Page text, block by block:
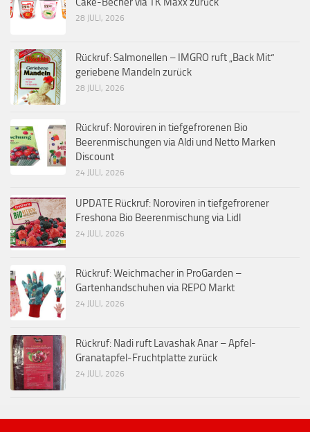
28 JULI, 2026
Rückruf: Salmonellen – IMGRO ruft „Back Mit“
geriebene Mandeln zurück
28 JULI, 2026
Rückruf: Noroviren in tiefgefrorenen Bio
Beerenmischungen via Aldi und Netto Marken
Discount
24 JULI, 2026
UPDATE Rückruf: Noroviren in tiefgefrorener
Freshona Bio Beerenmischung via Lidl
24 JULI, 2026
Rückruf: Weichmacher in ProGarden –
Gartenhandschuhen via REPO Markt
24 JULI, 2026
Rückruf: Nadi ruft Lavashak Anar – Apfel-
Granatapfel-Fruchtplatte zurück
24 JULI, 2026